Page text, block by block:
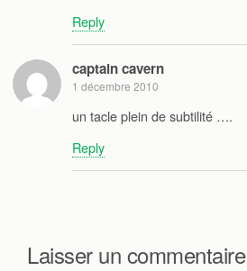
Reply
captain cavern
1 décembre 2010
un tacle plein de subtilité ….
Reply
Laisser un commentaire